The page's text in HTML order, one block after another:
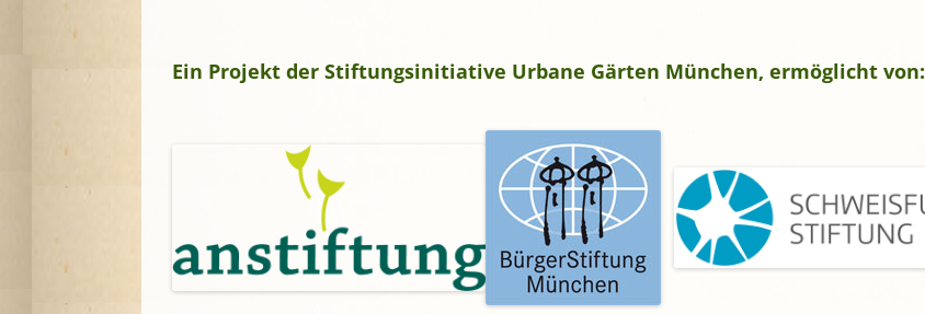
Ein Projekt der Stiftungsinitiative Urbane Gärten München, ermöglicht von: